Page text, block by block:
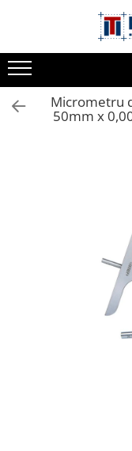
Toate Produsele
Sublere
Sublere digitale
Sublere speciale
Sublere speciale
Sublere digitale de
Sublere mecanice de
Micrometru
50mm x